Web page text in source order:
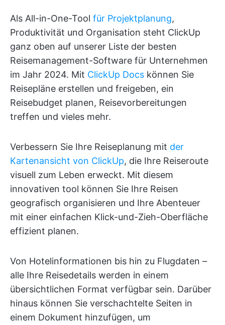
Als All-in-One-Tool für Projektplanung,
Produktivität und Organisation steht ClickUp
ganz oben auf unserer Liste der besten
Reisemanagement-Software für Unternehmen
im Jahr 2024. Mit ClickUp Docs können Sie
Reisepläne erstellen und freigeben, ein
Reisebudget planen, Reisevorbereitungen
treffen und vieles mehr.
Verbessern Sie Ihre Reiseplanung mit der
Kartenansicht von ClickUp, die Ihre Reiseroute
visuell zum Leben erweckt. Mit diesem
innovativen tool können Sie Ihre Reisen
geografisch organisieren und Ihre Abenteuer
mit einer einfachen Klick-und-Zieh-Oberfläche
effizient planen.
Von Hotelinformationen bis hin zu Flugdaten –
alle Ihre Reisedetails werden in einem
übersichtlichen Format verfügbar sein. Darüber
hinaus können Sie verschachtelte Seiten in
einem Dokument hinzufügen, um